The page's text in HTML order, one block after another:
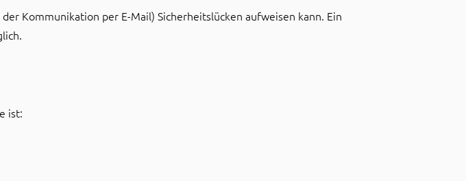
Kommunikation per E-Mail) Sicherheitslücken aufweisen kann. Ein
ist: